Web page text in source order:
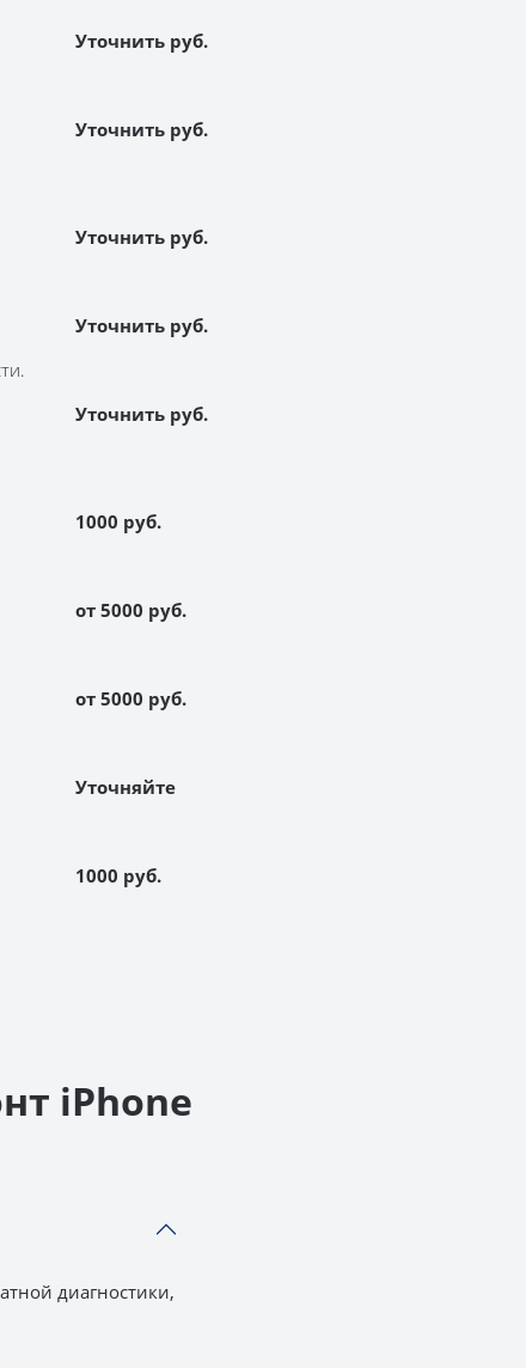
Уточнить руб.
Уточнить руб.
Уточнить руб.
Уточнить руб.
Уточнить руб.
1000 руб.
от 5000 руб.
от 5000 руб.
Уточняйте
1000 руб.
iPhone
диагностики,